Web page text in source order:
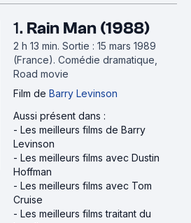
1. Rain Man (1988)
2 h 13 min. Sortie : 15 mars 1989
(France). Comédie dramatique,
Road movie
Film de Barry Levinson
Aussi présent dans :
- Les meilleurs films de Barry
Levinson
- Les meilleurs films avec Dustin
Hoffman
- Les meilleurs films avec Tom
Cruise
- Les meilleurs films traitant du